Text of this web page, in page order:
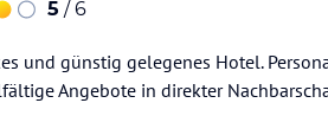
5 / 6
und günstig gelegenes Hotel.
Angebote in direkter